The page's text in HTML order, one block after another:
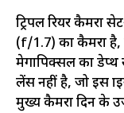
ट्रिपल रियर कैमरा
(f/1.7) का कैमरा है,
मेगापिक्सल का डेप्थ
लेंस नहीं है, जो इस
मुख्य कैमरा दिन के